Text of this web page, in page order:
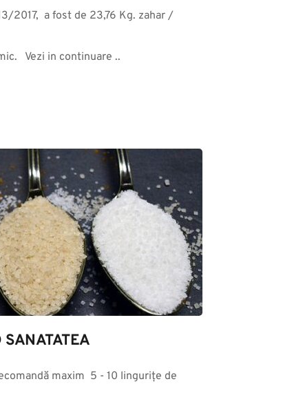
2017,  a fost de 23,76 Kg. zahar /
Vezi in continuare ..
maxim  5 - 10 lingurițe de